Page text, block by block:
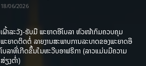
18/06/2026
ເຝົ້າລະວັງ-ຮັບມື ພະຍາດອີໂບລາ ຫົວໜ້າກົມຄວບຄຸມ
ພະຍາດຕິດຕໍ່ ລາຍງານສະພາບການລະບາດຂອງພະຍາດອີ
ໂບລາທີ່ເກີດຂຶ້ນໃນທະວີບອາຟຣິກາ (ລາວແມ່ນມີຄວາມ
ສ່ຽງຕໍ່າ)